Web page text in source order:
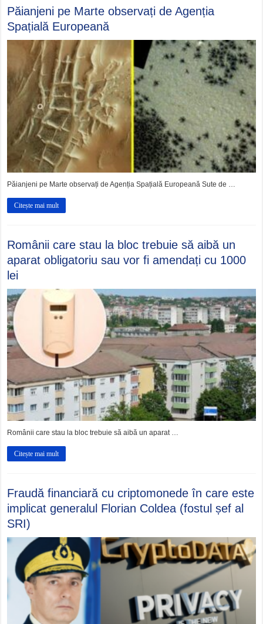
Păianjeni pe Marte observați de Agenția
Spațială Europeană
Păianjeni pe Marte observați de Agenția Spațială Europeană Sute de …
Citește mai mult
Românii care stau la bloc trebuie să aibă un
aparat obligatoriu sau vor fi amendați cu 1000
lei
Românii care stau la bloc trebuie să aibă un aparat …
Citește mai mult
Fraudă financiară cu criptomonede în care este
implicat generalul Florian Coldea (fostul șef al
SRI)